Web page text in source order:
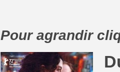
Pour agrandir